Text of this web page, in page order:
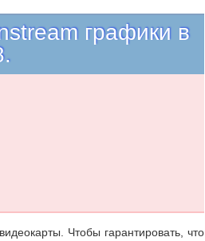
графики в
Чтобы гарантировать, что